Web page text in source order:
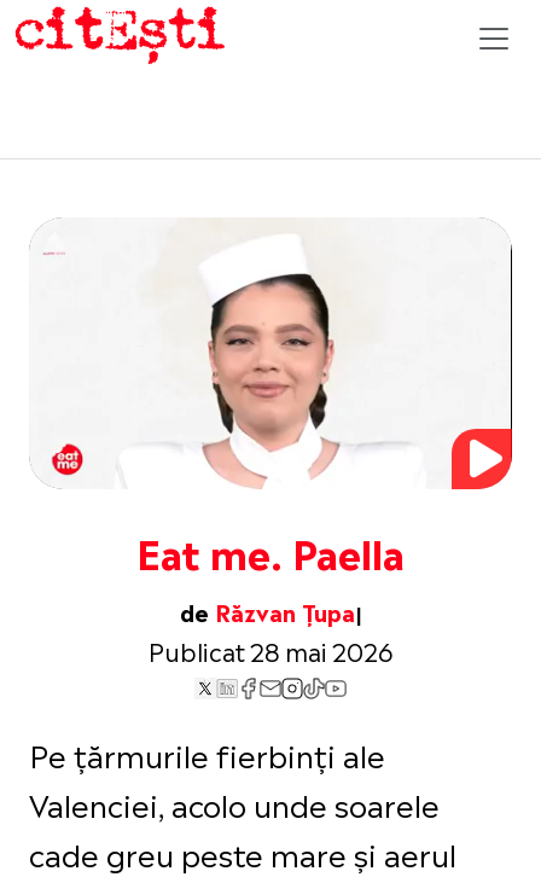
Eat me. Paella
de Răzvan Țupa
Publicat 28 mai 2026
Pe țărmurile fierbinți ale
Valenciei, acolo unde soarele
cade greu peste mare și aerul